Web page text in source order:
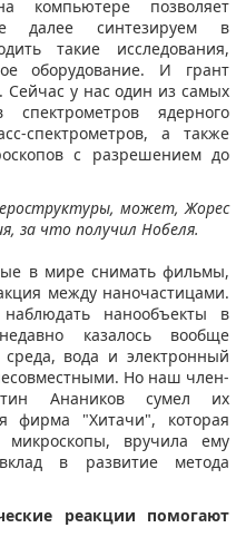
компьютере позволяет
далее синтезируем в
такие исследования,
оборудование. И грант
Сейчас у нас один из самых
ядерного
спектрометров, а также
с разрешением до
, может, Жорес
за что получил Нобеля.
в мире снимать фильмы,
между наночастицами.
нанообъекты в
казалось вообще
вода и электронный
Но наш член-
Анаников сумел их
фирма "Хитачи", которая
микроскопы, вручила ему
в развитие метода
реакции помогают